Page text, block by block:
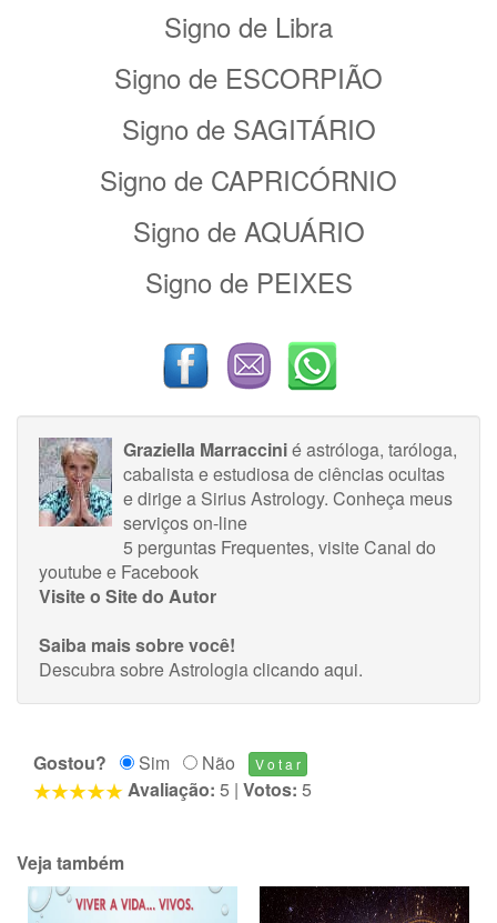
Signo de Libra
Signo de ESCORPIÃO
Signo de SAGITÁRIO
Signo de CAPRICÓRNIO
Signo de AQUÁRIO
Signo de PEIXES
Graziella Marraccinié astróloga, taróloga,
cabalista e estudiosa de ciências ocultas
e dirige a Sirius Astrology. Conheça meus
serviços on-line
5 perguntas Frequentes, visiteCanal do
youtubee Facebook
Visite o Site do Autor
Saiba mais sobre você!
Descubra sobre Astrologiaclicando aqui.
Gostou? Sim
Não
Avaliação: 5 | Votos: 5
Veja também